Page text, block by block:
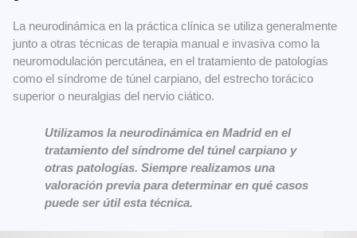
La neurodinámica en la práctica clínica se utiliza generalmente
junto a otras técnicas de terapia manual e invasiva como la
neuromodulación percutánea, en el tratamiento de patologías
como el síndrome de túnel carpiano, del estrecho torácico
superior o neuralgias del nervio ciático.
Utilizamos la neurodinámica en Madrid en el
tratamiento del síndrome del túnel carpiano y
otras patologías. Siempre realizamos una
valoración previa para determinar en qué casos
puede ser útil esta técnica.